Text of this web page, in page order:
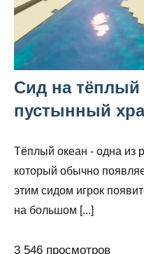
Сид на тёплый
пустынный
Тёплый океан - одна из
который обычно
этим сидом игрок
на большом [...]
3 546 просмотров